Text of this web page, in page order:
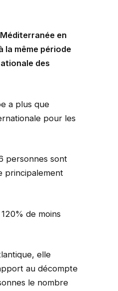
en
la même période
des
a plus que
pour les
personnes sont
principalement
de moins
elle
au décompte
le nombre